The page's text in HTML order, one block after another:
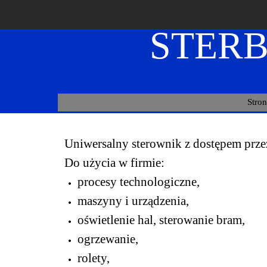
Uniwersalny sterownik z dostępem
Do użycia w firmie:
procesy technologiczne,
maszyny i urządzenia,
oświetlenie hal, sterowanie bram,
ogrzewanie,
rolety,